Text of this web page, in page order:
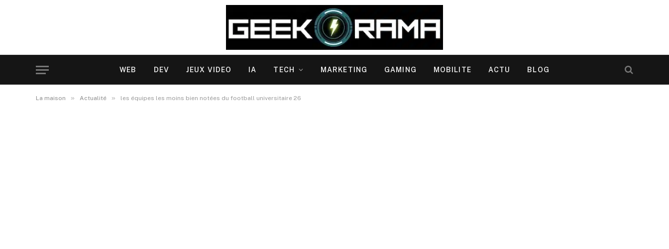
WEB DEV JEUX VIDEO IA TECH MARKETING GAMING MOBILITE ACTU BLOG
La maison » Actualité » les équipes les moins bien notées du football universitaire 26